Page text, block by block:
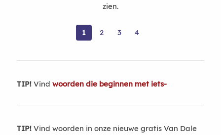
zien.
1 2 3 4
TIP!Vind woorden die beginnen met iets-
TIP!Vind woorden in onze nieuwe gratis Van Dale